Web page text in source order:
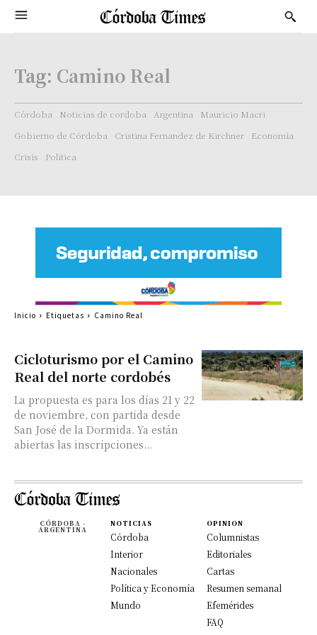
Tag: Camino Real
Córdoba Noticias de cordoba Argentina
Mauricio Macri
Gobierno de Córdoba
Cristina Fernandez de Kirchner
Economía
Crisis
Politica
Cicloturismo por el Camino
Real del norte cordobés
La propuesta es para los días 21 y 22
de noviembre, con partida desde
San José de la Dormida. Ya están
abiertas las inscripciones...
Inicio Etiquetas Camino Real
CÓRDOBA -
ARGENTINA
NOTICIAS
Córdoba
Interior
Nacionales
Política y Economía
Mundo
OPINION
Columnistas
Editoriales
Cartas
Resumen semanal
Efemérides
FAQ